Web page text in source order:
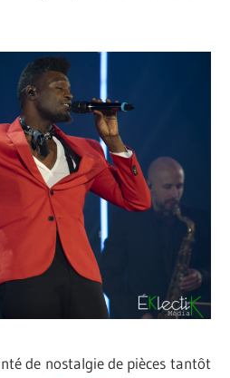
de nostalgie de pièces tantôt